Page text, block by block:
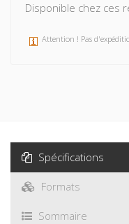
Disponible chez ces
Attention ! Pas
Spécifications
Formats
Sommaire